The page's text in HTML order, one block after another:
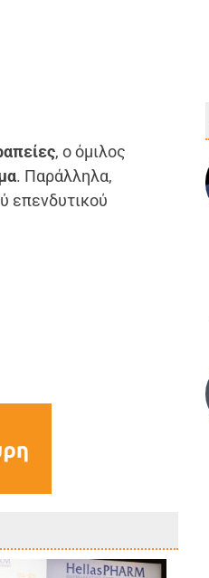
, ο όμιλος
. Παράλληλα,
επενδυτικού